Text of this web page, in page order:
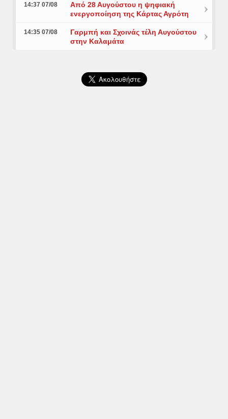
14:37 07/08
Από 28 Αυγούστου η ψηφιακή
ενεργοποίηση της Κάρτας Αγρότη
14:35 07/08
Γαρμπή και Σχοινάς τέλη Αυγούστου
στην Καλαμάτα